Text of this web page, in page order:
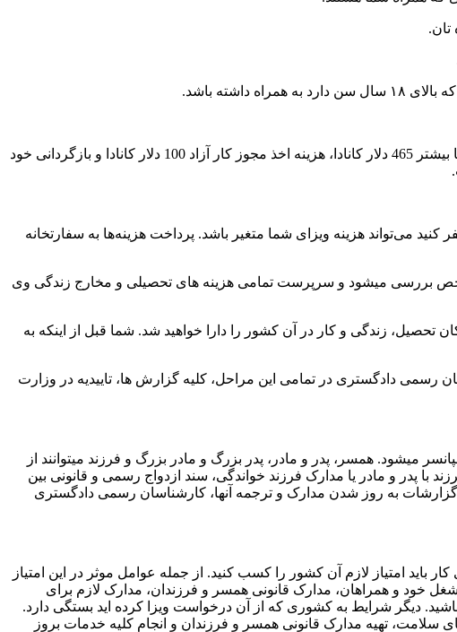
تان.
باشد.
هزینه ی صدور ویزای کار موقت کانادا به ازای هر فرد 155 دلار کانادا، هزینه ی صدور مجوز کار موقت کانادا، گروه های سه نفره یا بیشتر 465 دلار کانادا، هزینه اخذ مجوز کار آزاد 100 دلار کانادا و بازگردانی خود
می‌تواند هزینه ویزای شما متغیر باشد. پرداخت هزینه‌ها به سفارتخانه
بررسی میشود و سرپرست تمامی هزینه های تحصیلی و مخارج زندگی وی
زندگی و کار در آن کشور را دارا خواهید شد. شما قبل از اینکه به
دادگستری در تمامی این مراحل، کلیه گزارش ها، تاییدیه در وزارت
همسر، پدر و مادر، پدر بزرگ و مادر بزرگ و فرزند میتوانند از
پدر و مادر یا مدارک فرزند خواندگی، سند ازدواج رسمی و قانونی بین
به روز شدن مدارک و ترجمه آنها، کارشناسان رسمی دادگستری
امتیاز لازم آن کشور را کسب کنید. از جمله عوامل موثر در این امتیاز
خود و همراهان، مدارک قانونی همسر و فرزندان، مدارک لازم برای
دیگر شرایط به کشوری که از آن درخواست ویزا کرده اید بستگی دارد.
سلامت، تهیه مدارک قانونی همسر و فرزندان و انجام کلیه خدمات بروز